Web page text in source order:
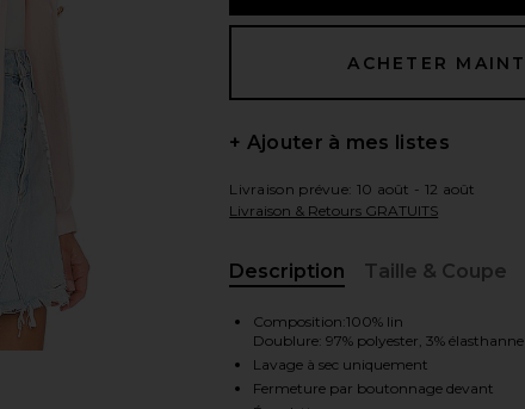
view 2 of 4 VESTE in Ballet Pink
+ Ajouter à mes listes
Livraison prévue: 10 août - 12 août
Livraison & Retours GRATUITS
Description
Taille & Coupe
Composition:100% lin
Doublure: 97% polyester, 3% élasthanne
Lavage à sec uniquement
Fermeture par boutonnage devant